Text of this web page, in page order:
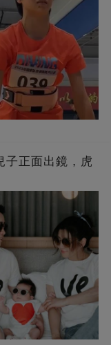
子正面出鏡，虎